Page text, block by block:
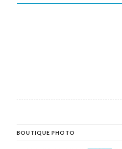
BOUTIQUE PHOTO